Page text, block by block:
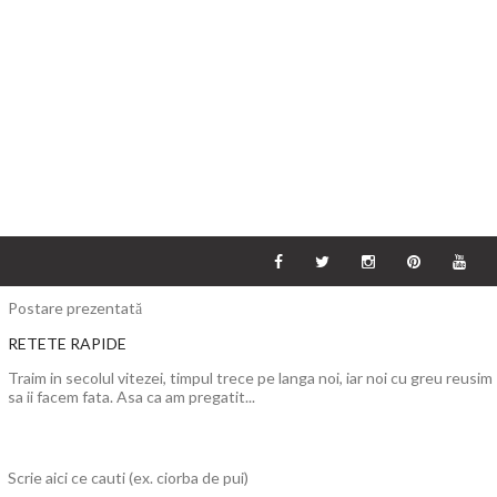
Postare prezentată
RETETE RAPIDE
Traim in secolul vitezei, timpul trece pe langa noi, iar noi cu greu reusim
sa ii facem fata. Asa ca am pregatit...
Scrie aici ce cauti (ex. ciorba de pui)